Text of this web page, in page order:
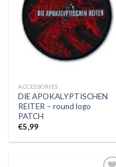
ACCESSORIES
DIE APOKALYPTISCHEN
REITER – round logo
PATCH
€5,99